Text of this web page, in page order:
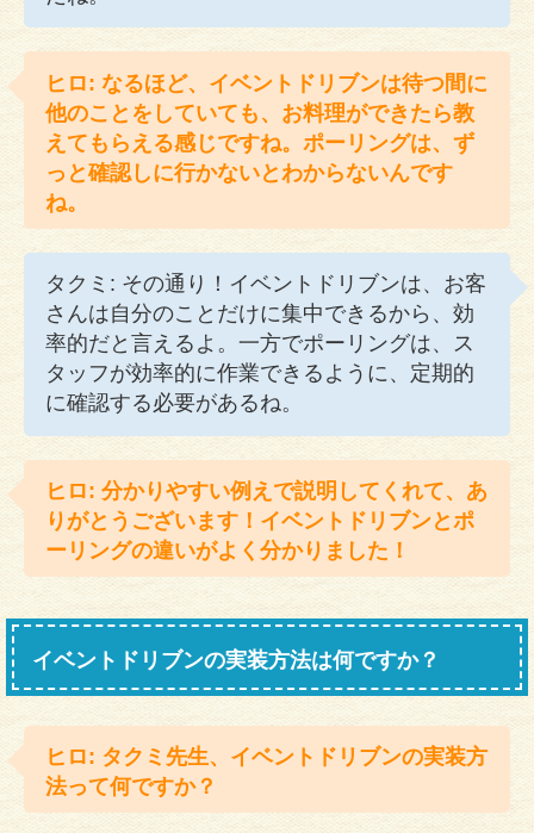
ヒロ: なるほど、イベントドリブンは待つ間に
他のことをしていても、お料理ができたら教
えてもらえる感じですね。ポーリングは、ず
っと確認しに行かないとわからないんです
ね。
タクミ: その通り！イベントドリブンは、お客
さんは自分のことだけに集中できるから、効
率的だと言えるよ。一方でポーリングは、ス
タッフが効率的に作業できるように、定期的
に確認する必要があるね。
ヒロ: 分かりやすい例えで説明してくれて、あ
りがとうございます！イベントドリブンとポ
ーリングの違いがよく分かりました！
イベントドリブンの実装方法は何ですか？
ヒロ: タクミ先生、イベントドリブンの実装方
法って何ですか？